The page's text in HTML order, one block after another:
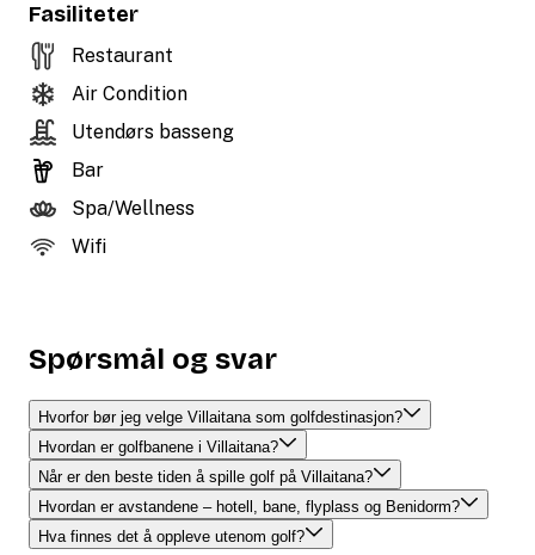
Fasiliteter
Restaurant
Air Condition
Utendørs basseng
Bar
Spa/Wellness
Wifi
Spørsmål og svar
Hvorfor bør jeg velge Villaitana som golfdestinasjon?
Hvordan er golfbanene i Villaitana?
Når er den beste tiden å spille golf på Villaitana?
Hvordan er avstandene – hotell, bane, flyplass og Benidorm?
Hva finnes det å oppleve utenom golf?